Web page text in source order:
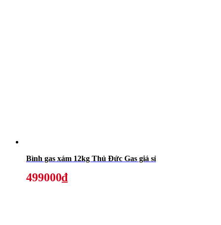
Bình gas xám 12kg Thủ Đức Gas giá sỉ
499000₫